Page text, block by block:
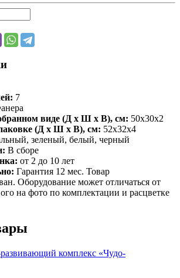
7
виде (Д х Ш х В), см: 50х30х2
(Д х Ш х В), см: 52х32х4
зеленый, белый, черный
В сборе
от 2 до 10 лет
Гарантия 12 мес. Товар
Оборудование может отличаться от
на фото по комплектации и расцветке